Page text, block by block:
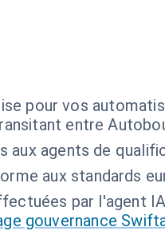
pour vos
entre
aux agents de
aux standards
par l'agent
gouvernance